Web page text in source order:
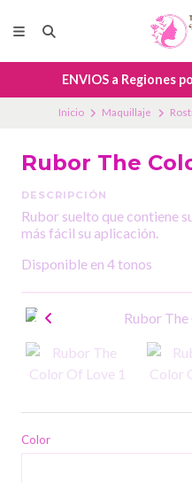
ENVIOS a Regiones
Inicio Maquillaje
Rubor The
DESCRIPCIÓN
Rubor suelto que contiene
más fácil su aplicación.
Disponible en 4 tonos
Color